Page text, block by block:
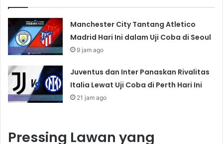
Manchester City Tantang Atletico
Madrid Hari Ini dalam Uji Coba di Seoul
9 jam ago
Juventus dan Inter Panaskan Rivalitas
Italia Lewat Uji Coba di Perth Hari Ini
21 jam ago
Pressing Lawan yang